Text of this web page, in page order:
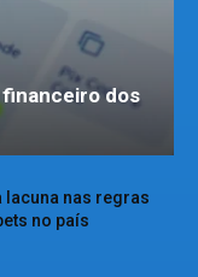
dos
lacuna nas regras
no país